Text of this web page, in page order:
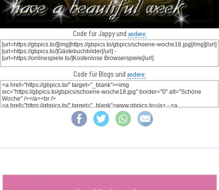
Code für Jappy und andere:
Code für Blogs und andere: